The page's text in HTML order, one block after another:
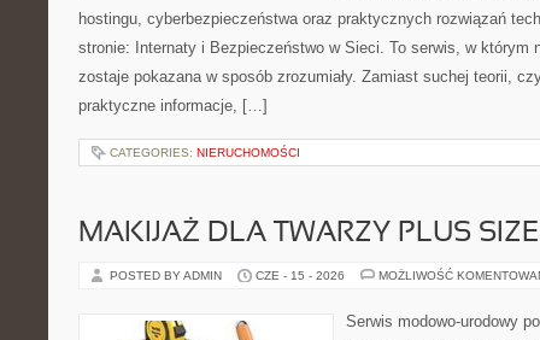
hostingu, cyberbezpieczeństwa oraz praktycznych rozwiązań
stronie: Internaty i Bezpieczeństwo w Sieci. To serwis, w którym
zostaje pokazana w sposób zrozumiały. Zamiast suchej teorii,
praktyczne informacje, […]
CATEGORIES: NIERUCHOMOŚCI
MAKIJAŻ DLA TWARZY PLUS SIZE
POSTED BY ADMIN CZE - 15 - 2026 MOŻLIWOŚĆ
Serwis modowo-urodowy